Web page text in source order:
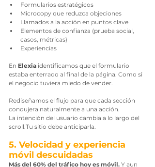
Formularios estratégicos
Microcopy que reduzca objeciones
Llamados a la acción en puntos clave
Elementos de confianza (prueba social,
casos, métricas)
Experiencias
En Elexia identificamos que el formulario
estaba enterrado al final de la página. Como si
el negocio tuviera miedo de vender.
Rediseñamos el flujo para que cada sección
condujera naturalmente a una acción.
La intención del usuario cambia a lo largo del
scroll.Tu sitio debe anticiparla.
5. Velocidad y experiencia
móvil descuidadas
Más del 60% del tráfico hoy es móvil. Y aun